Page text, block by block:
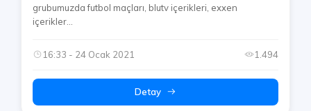
grubumuzda futbol maçları, blutv içerikleri, exxen
içerikler...
16:33 - 24 Ocak 2021 1.494
Detay